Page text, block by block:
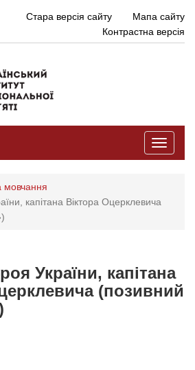
Стара версія сайту
Мапа сайту
Контрастна версія
Toggle
мовчання
капітана Віктора Оцерклевича
України, капітана
(позивний